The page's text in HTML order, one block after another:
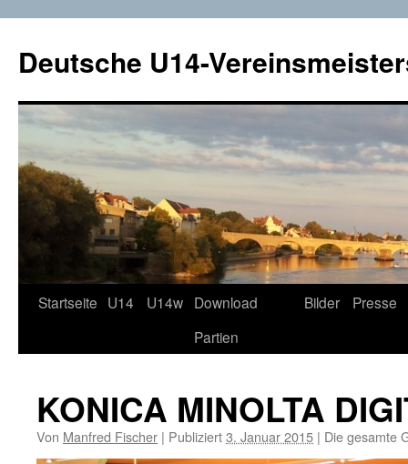
Deutsche U14-
Zum
Startseite U14 U14w Download
Partien
Bilder Presse
KONICA MINOLTA
Von Manfred Fischer | Publiziert3. Januar 2015 | Die gesamte